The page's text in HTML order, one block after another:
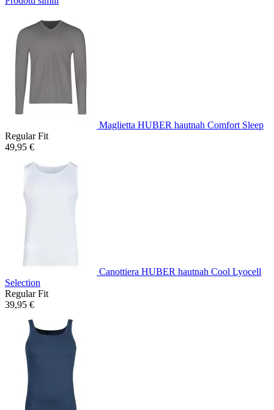
Maglietta HUBER hautnah Comfort Sleep
Regular Fit
49,95 €
Canottiera HUBER hautnah Cool Lyocell
Selection
Regular Fit
39,95 €